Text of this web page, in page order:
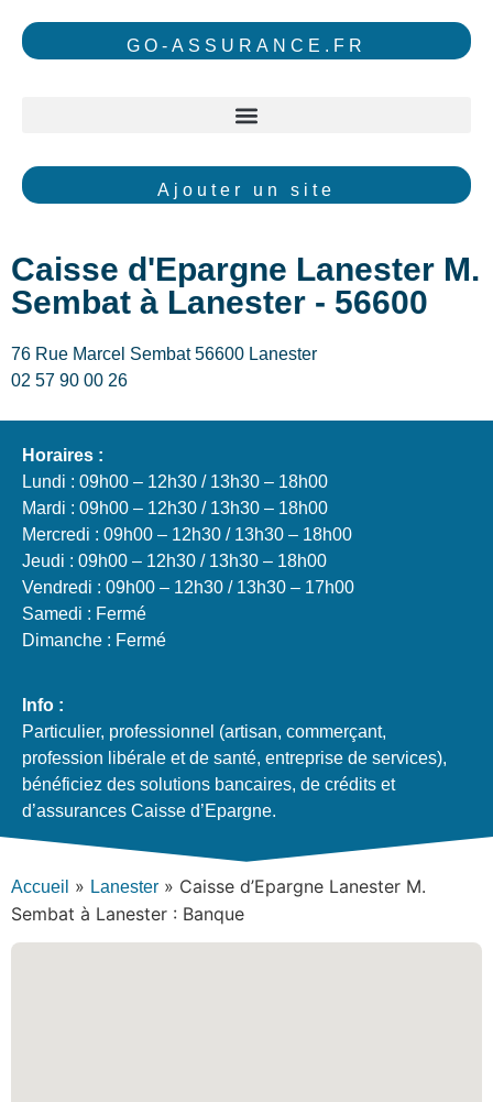
GO-ASSURANCE.FR
Ajouter un site
Caisse d'Epargne Lanester M.
Sembat à Lanester - 56600
76 Rue Marcel Sembat 56600 Lanester
02 57 90 00 26
Horaires :
Lundi : 09h00 – 12h30 / 13h30 – 18h00
Mardi : 09h00 – 12h30 / 13h30 – 18h00
Mercredi : 09h00 – 12h30 / 13h30 – 18h00
Jeudi : 09h00 – 12h30 / 13h30 – 18h00
Vendredi : 09h00 – 12h30 / 13h30 – 17h00
Samedi : Fermé
Dimanche : Fermé
Info :
Particulier, professionnel (artisan, commerçant,
profession libérale et de santé, entreprise de services),
bénéficiez des solutions bancaires, de crédits et
d’assurances Caisse d’Epargne.
Accueil » Lanester » Caisse d’Epargne Lanester M.
Sembat à Lanester : Banque